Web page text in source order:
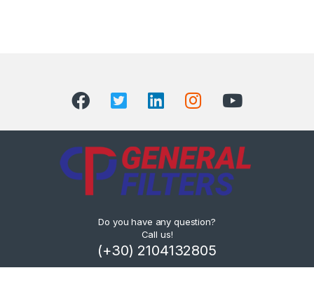
Do you have any question?
Call us!
(+30) 2104132805